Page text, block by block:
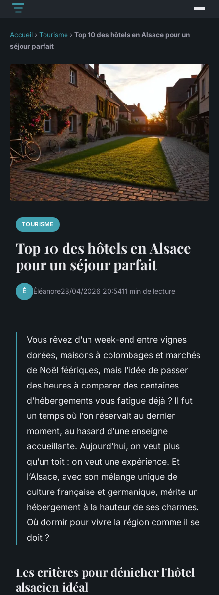
Accueil › Tourisme › Top 10 des hôtels en Alsace pour un
séjour parfait
TOURISME
Top 10 des hôtels en Alsace
pour un séjour parfait
É Éléanore28/04/2026 20:5411 min de lecture
Vous rêvez d’un week-end entre vignes
dorées, maisons à colombages et marchés
de Noël féériques, mais l’idée de passer
des heures à comparer des centaines
d’hébergements vous fatigue déjà ? Il fut
un temps où l’on réservait au dernier
moment, au hasard d’une enseigne
accueillante. Aujourd’hui, on veut plus
qu’un toit : on veut une expérience. Et
l’Alsace, avec son mélange unique de
culture française et germanique, mérite un
hébergement à la hauteur de ses charmes.
Où dormir pour vivre la région comme il se
doit ?
Les critères pour dénicher l'hôtel
alsacien idéal